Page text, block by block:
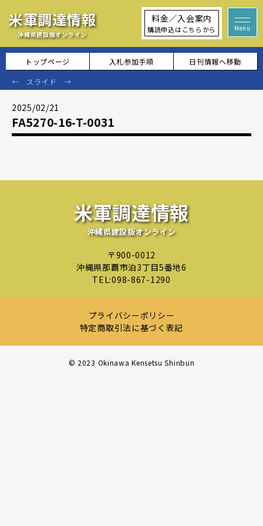
米軍調達情報
沖縄県建設版オンライン
料金／入会案内
購読申込はこちらから
トップページ 入札参加手順 日刊情報へ移動
2025/02/21
FA5270-16-T-0031
米軍調達情報
沖縄県建設版オンライン
〒900-0012
沖縄県那覇市泊3丁目5番地6
TEL:098-867-1290
プライバシーポリシー
特定商取引法に基づく表記
©︎ 2023 Okinawa Kensetsu Shinbun